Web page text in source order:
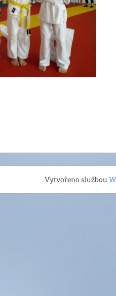
Vytvořeno službou